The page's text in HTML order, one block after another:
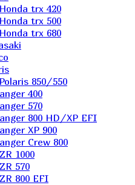
trx 420
trx 500
trx 680
850/550
400
570
800 HD/XP EFI
XP 900
Сrew 800
1000
570
800 EFI